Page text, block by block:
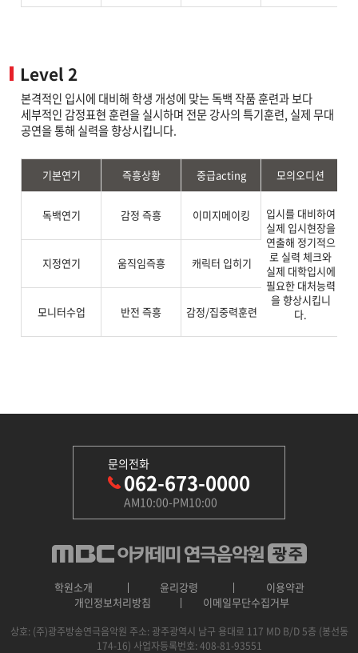
Level 2
본격적인 입시에 대비해 학생 개성에 맞는 독백 작품 훈련과 보다
세부적인 감정표현 훈련을 실시하며 전문 강사의 특기훈련, 실제 무대
공연을 통해 실력을 향상시킵니다.
기본연기 즉흥상황 중급acting 모의오디션
독백연기 감정 즉흥 이미지메이킹
입시를 대비하여
실제 입시현장을
연출해 정기적으
로 실력 체크와
실제 대학입시에
필요한 대처능력
을 향상시킵니
다.
지정연기 움직임즉흥 캐릭터 입히기
모니터수업 반전 즉흥 감정/집중력훈련
문의전화
062-673-0000
AM10:00-PM10:00
학원소개 윤리강령
이용약관
개인정보처리방침
이메일무단수집거부
상호: (주)광주방송연극음악원 주소: 광주광역시 남구 용대로 117 MD B/D 5층 (봉선동
174-16) 사업자등록번호: 408-81-93551